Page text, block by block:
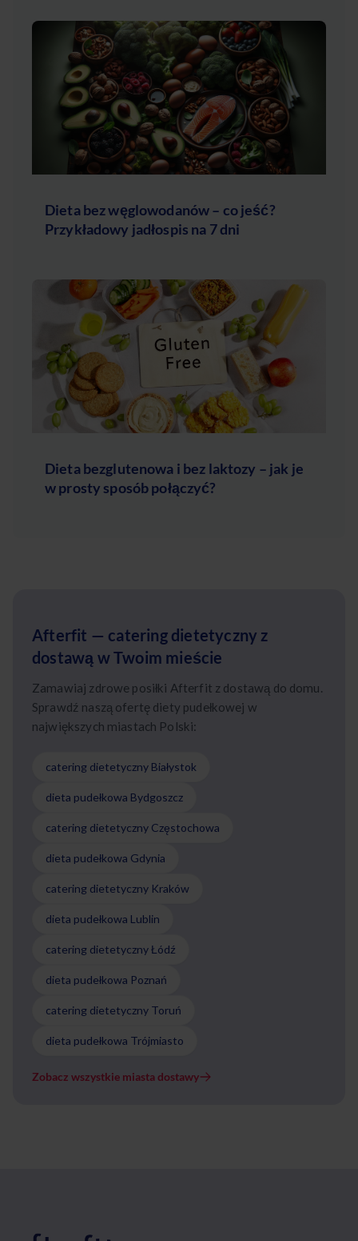
Dieta bez węglowodanów – co jeść?
Przykładowy jadłospis na 7 dni
Dieta bezglutenowa i bez laktozy – jak je
w prosty sposób połączyć?
Afterfit — catering dietetyczny z
dostawą w Twoim mieście
Zamawiaj zdrowe posiłki Afterfit z dostawą do domu.
Sprawdź naszą ofertę diety pudełkowej w
największych miastach Polski:
catering dietetyczny Białystok
dieta pudełkowa Bydgoszcz
catering dietetyczny Częstochowa
dieta pudełkowa Gdynia
catering dietetyczny Kraków
dieta pudełkowa Lublin
catering dietetyczny Łódź
dieta pudełkowa Poznań
catering dietetyczny Toruń
dieta pudełkowa Trójmiasto
Zobacz wszystkie miasta dostawy